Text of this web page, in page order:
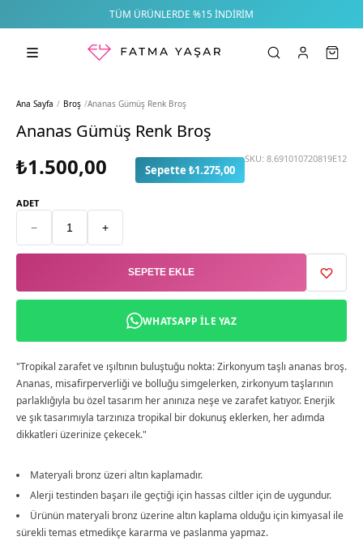
TÜM ÜRÜNLERDE %15 İNDIRIM
Ana Sayfa / Broş /Ananas Gümüş Renk Broş
Ananas Gümüş Renk Broş
₺1.500,00 Sepette ₺1.275,00
SKU: 8.691010720819E12
ADET
− +
SEPETE EKLE
WHATSAPP ILE YAZ
"Tropikal zarafet ve ışıltının buluştuğu nokta: Zirkonyum taşlı ananas broş.
Ananas, misafirperverliği ve bolluğu simgelerken, zirkonyum taşlarının
parlaklığıyla bu özel tasarım her anınıza neşe ve zarafet katıyor. Enerjik
ve şık tasarımıyla tarzınıza tropikal bir dokunuş eklerken, her adımda
dikkatleri üzerinize çekecek."
Materyali bronz üzeri altın kaplamadır.
Alerji testinden başarı ile geçtiği için hassas ciltler için de uygundur.
Ürünün materyali bronz üzerine altın kaplama olduğu için kimyasal ile
sürekli temas etmedikçe kararma ve paslanma yapmaz.